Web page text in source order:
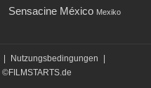
Sensacine México Mexiko
Nutzungsbedingungen
©FILMSTARTS.de